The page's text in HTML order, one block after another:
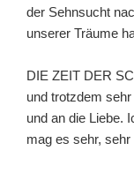
der Sehnsucht
unserer Träume
DIE ZEIT DER
und trotzdem
und an die Liebe.
mag es sehr, sehr